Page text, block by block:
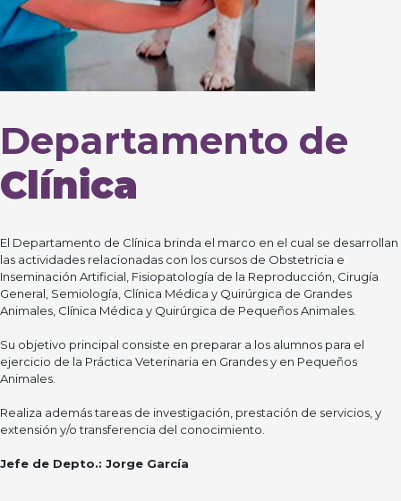
Departamento de
Clínica
El Departamento de Clínica brinda el marco en el cual se desarrollan
las actividades relacionadas con los cursos de Obstetricia e
Inseminación Artificial, Fisiopatología de la Reproducción, Cirugía
General, Semiología, Clínica Médica y Quirúrgica de Grandes
Animales, Clínica Médica y Quirúrgica de Pequeños Animales.
Su objetivo principal consiste en preparar a los alumnos para el
ejercicio de la Práctica Veterinaria en Grandes y en Pequeños
Animales.
Realiza además tareas de investigación, prestación de servicios, y
extensión y/o transferencia del conocimiento.
Jefe de Depto.: Jorge García